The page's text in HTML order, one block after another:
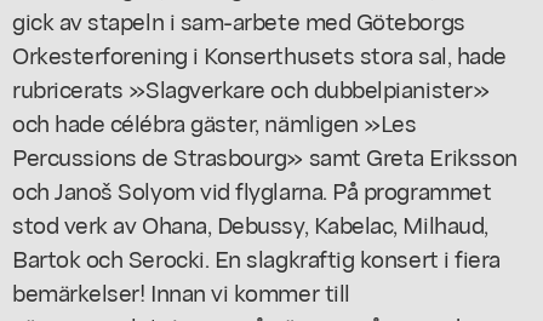
gick av stapeln i sam-arbete med Göteborgs
Orkesterforening i Konserthusets stora sal, hade
rubricerats »Slagverkare och dubbelpianister»
och hade célébra gäster, nämligen »Les
Percussions de Strasbourg» samt Greta Eriksson
och Janoš Solyom vid flyglarna. På programmet
stod verk av Ohana, Debussy, Kabelac, Milhaud,
Bartok och Serocki. En slagkraftig konsert i fiera
bemärkelser! Innan vi kommer till